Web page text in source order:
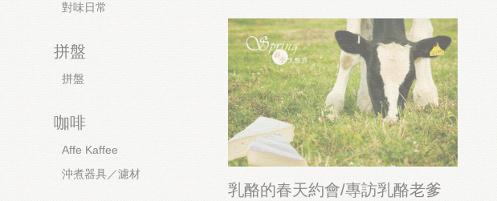
對味日常
拼盤
拼盤
咖啡
Affe Kaffee
沖煮器具／濾材
乳酪的春天約會/專訪乳酪老爹